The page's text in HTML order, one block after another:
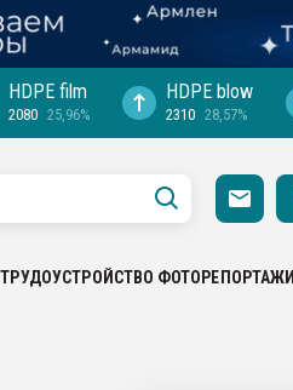
HDPE film
2080 25,96%
HDPE blow
2310 28,57%
ТРУДОУСТРОЙСТВО ФОТОРЕПОРТАЖИ